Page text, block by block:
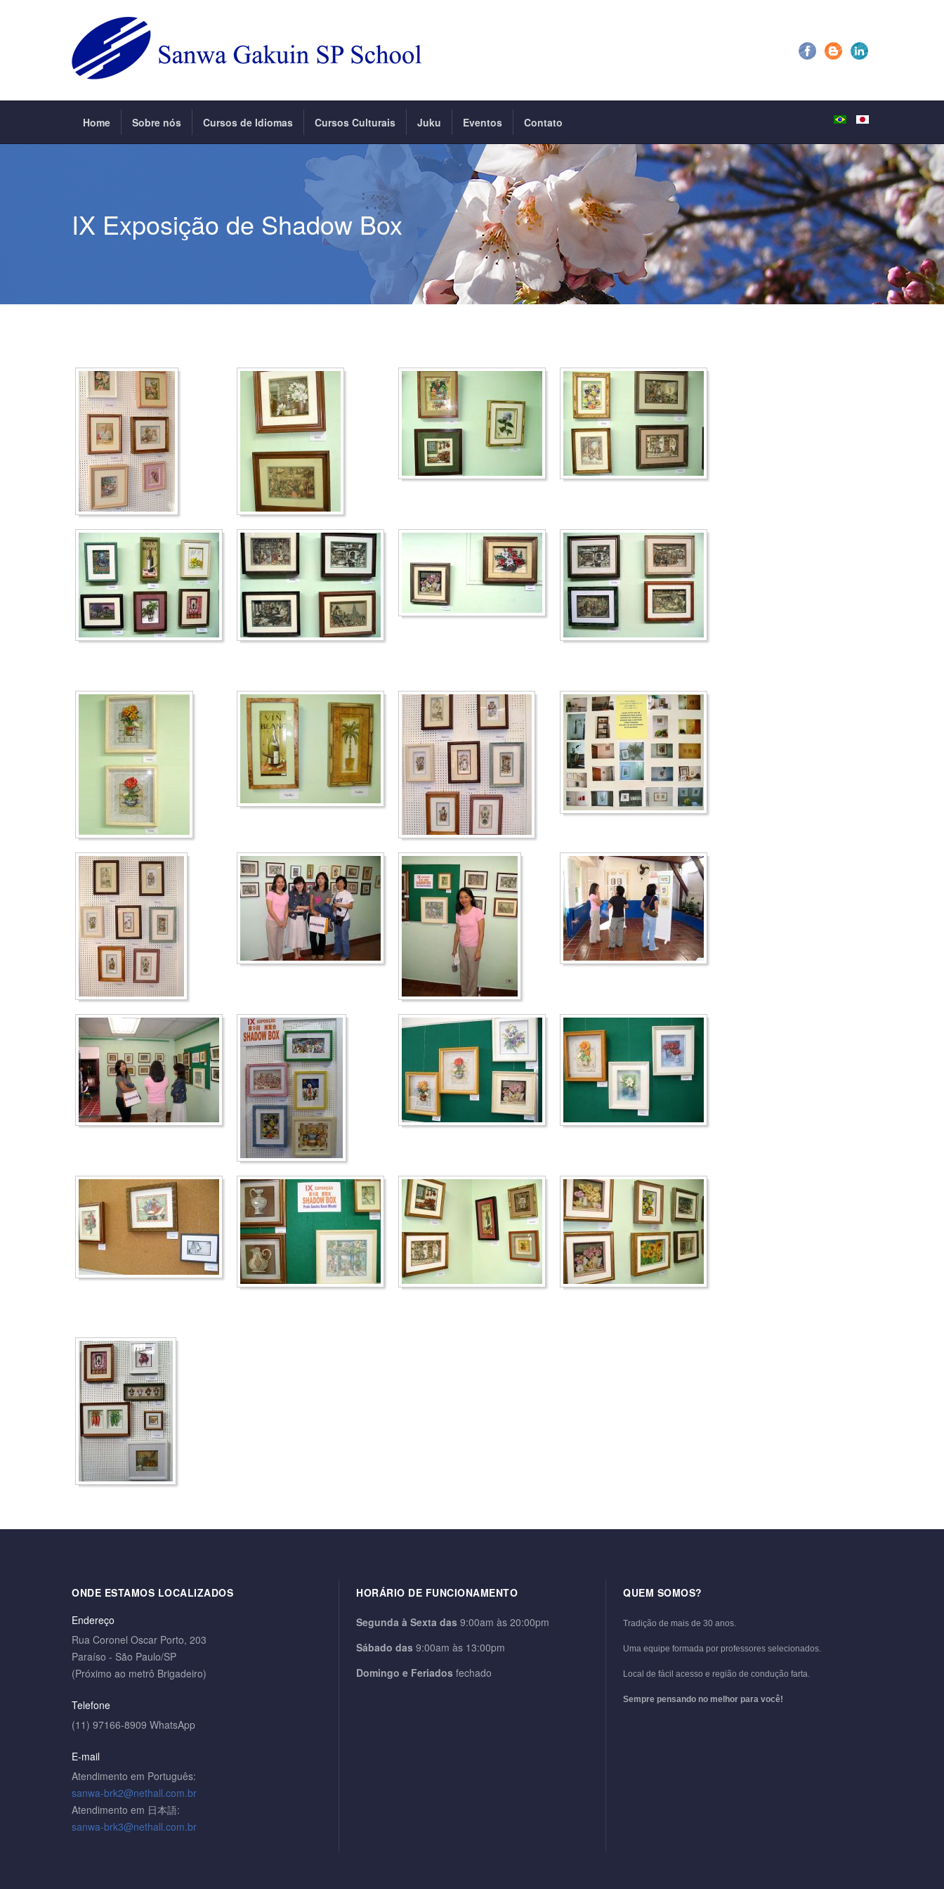
Home Sobre nós Cursos de Idiomas Cursos Culturais Juku Eventos Contato
IX Exposição de Shadow Box
ONDE ESTAMOS LOCALIZADOS
Endereço
Rua Coronel Oscar Porto, 203
Paraíso - São Paulo/SP
(Próximo ao metrô Brigadeiro)
Telefone
(11) 97166-8909 WhatsApp
E-mail
Atendimento em Português:
sanwa-brk2@nethall.com.br
Atendimento em 日本語:
sanwa-brk3@nethall.com.br
HORÁRIO DE FUNCIONAMENTO
Segunda à Sexta das 9:00am às 20:00pm
Sábado das 9:00am às 13:00pm
Domingo e Feriados fechado
QUEM SOMOS?
Tradição de mais de 30 anos.
Uma equipe formada por professores selecionados.
Local de fácil acesso e região de condução farta.
Sempre pensando no melhor para você!